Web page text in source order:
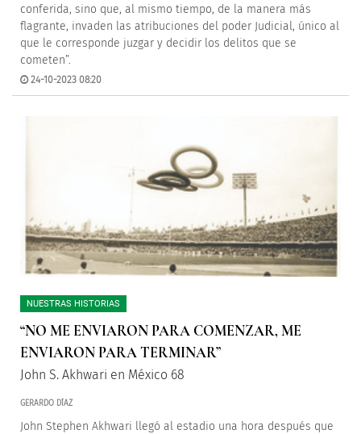
conferida, sino que, al mismo tiempo, de la manera más
flagrante, invaden las atribuciones del poder Judicial, único al
que le corresponde juzgar y decidir los delitos que se
cometen”.
24-10-2023 08:20
NUESTRAS HISTORIAS
“NO ME ENVIARON PARA COMENZAR, ME
ENVIARON PARA TERMINAR”
John S. Akhwari en México 68
GERARDO DÍAZ
John Stephen Akhwari llegó al estadio una hora después que